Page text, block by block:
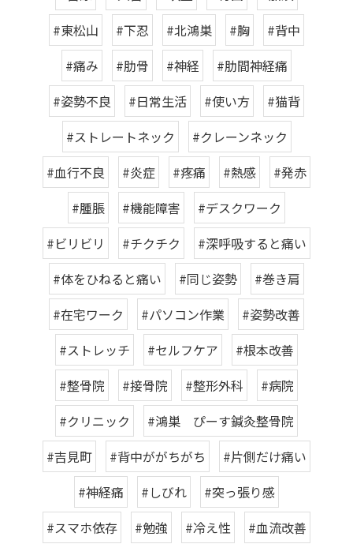
#東松山
#下忍 #北鴻巣 #胸
#背中
#痛み
#肋骨 #神経
#肋間神経痛
#姿勢不良
#日常生活 #使い方
#猫背
#ストレートネック
#クレーンネック
#血行不良
#炎症 #疼痛 #熱感
#発赤
#腫脹
#機能障害
#デスクワーク
#ビリビリ
#チクチク
#深呼吸すると痛い
#体をひねると痛い
#同じ姿勢
#巻き肩
#在宅ワーク
#パソコン作業
#姿勢改善
#ストレッチ
#セルフケア
#根本改善
#整骨院
#接骨院 #整形外科
#病院
#クリニック
#鴻巣 ぴーす鍼灸整骨院
#吉見町
#背中ががちがち
#片側だけ痛い
#神経痛
#しびれ
#突っ張り感
#スマホ依存
#勉強 #冷え性
#血流改善